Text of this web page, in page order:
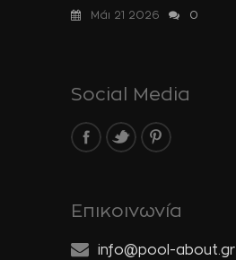
Μάι 21 2026
0
Social Media
Επικοινωνία
info@pool-about.gr